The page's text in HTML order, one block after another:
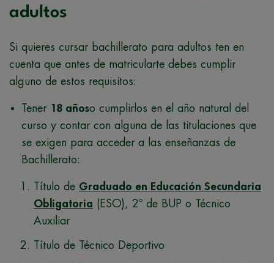
adultos
Si quieres cursar bachillerato para adultos ten en
cuenta que antes de matricularte debes cumplir
alguno de estos requisitos:
Tener 18 añoso cumplirlos en el año natural del
curso y contar con alguna de las titulaciones que
se exigen para acceder a las enseñanzas de
Bachillerato:
Título de Graduado en Educación Secundaria
Obligatoria (ESO), 2º de BUP o Técnico
Auxiliar
Título de Técnico Deportivo